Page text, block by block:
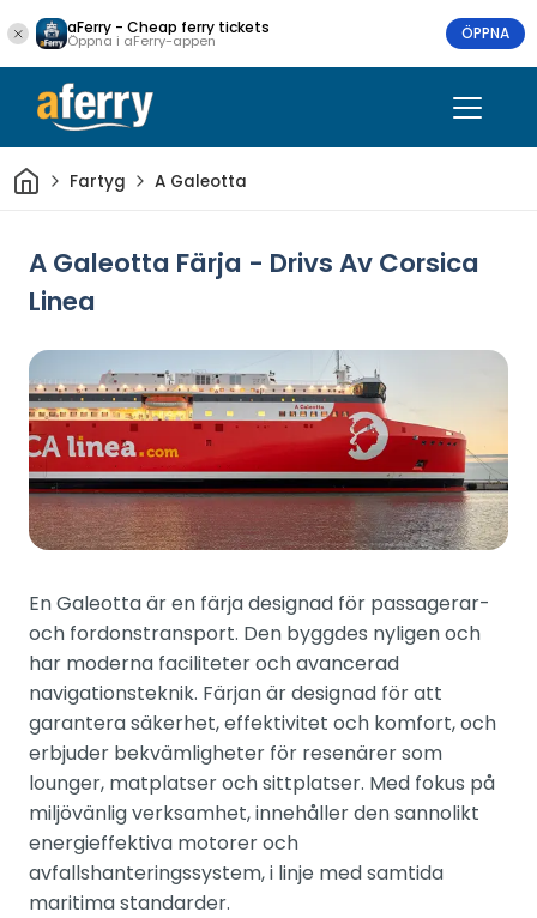
aFerry - Cheap ferry tickets
Öppna i aFerry-appen ÖPPNA
HemFartyg A Galeotta
A Galeotta Färja - Drivs Av Corsica
Linea
En Galeotta är en färja designad för passagerar-
och fordonstransport. Den byggdes nyligen och
har moderna faciliteter och avancerad
navigationsteknik. Färjan är designad för att
garantera säkerhet, effektivitet och komfort, och
erbjuder bekvämligheter för resenärer som
lounger, matplatser och sittplatser. Med fokus på
miljövänlig verksamhet, innehåller den sannolikt
energieffektiva motorer och
avfallshanteringssystem, i linje med samtida
maritima standarder.